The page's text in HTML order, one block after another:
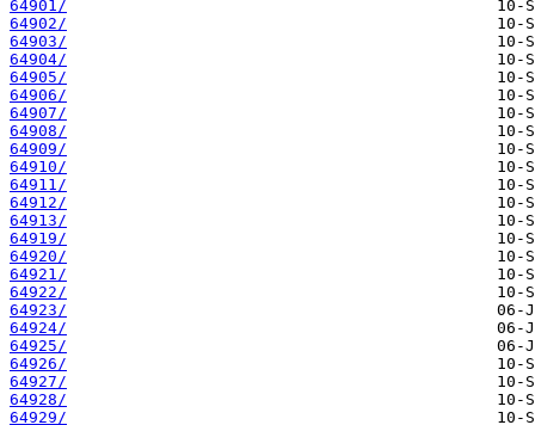
64901/
64902/
64903/
64904/
64905/
64906/
64907/
64908/
64909/
64910/
64911/
64912/
64913/
64919/
64920/
64921/
64922/
64923/
64924/
64925/
64926/
64927/
64928/
64929/